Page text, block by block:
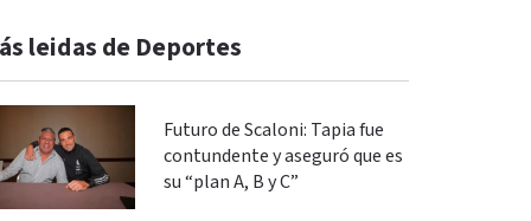
leidas de Deportes
Futuro de Scaloni: Tapia fue
contundente y aseguró que es
su “plan A, B y C”